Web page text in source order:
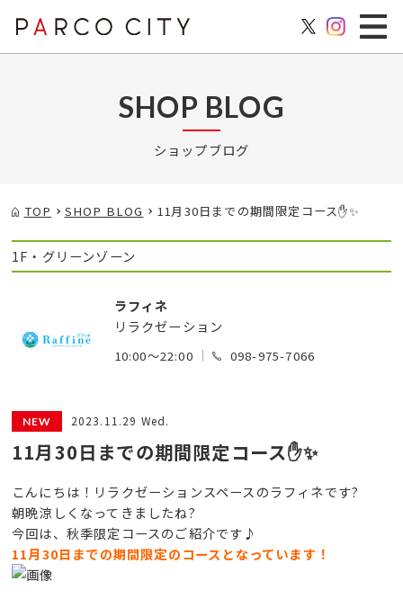
SHOP BLOG
ショップブログ
TOP SHOP BLOG 11月30日までの期間限定コース✋✨
1F・グリーンゾーン
ラフィネ
リラクゼーション
10:00～22:00 098-975-7066
2023.11.29 Wed.
11月30日までの期間限定コース✋✨
こんにちは！リラクゼーションスペースのラフィネです?
朝晩涼しくなってきましたね?
今回は、秋季限定コースのご紹介です♪
11月30日までの期間限定のコースとなっています！